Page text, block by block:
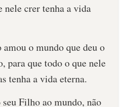
nele crer tenha a vida
o mundo que deu o
para que todo o que nele
tenha a vida eterna.
Filho ao mundo, não